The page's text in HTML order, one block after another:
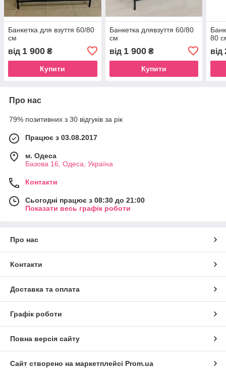
Банкетка для взуття 60/80
см
від 1 900 ₴
Купити
Банкетка длявзуття 60/80
см
від 1 900₴
Купити
80
від
Про нас
79% позитивних з 30 відгуків за рік
Працює з 03.08.2017
м. Одеса
Базова 16, Одеса, Україна
Контакти
Сьогодні працює з 08:30 до 21:00
Показати весь графік роботи
Про нас
Контакти
Доставка та оплата
Графік роботи
Повна версія сайту
Сайт створено на маркетплейсі Prom.ua